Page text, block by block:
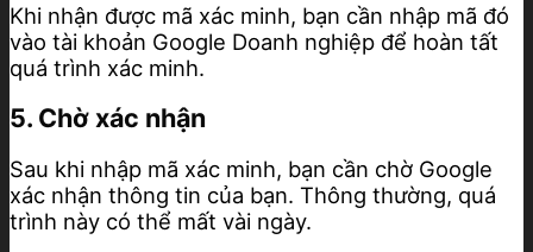
Khi nhận được mã xác minh, bạn cần nhập mã đó
vào tài khoản Google Doanh nghiệp để hoàn tất
quá trình xác minh.
5. Chờ xác nhận
Sau khi nhập mã xác minh, bạn cần chờ Google
xác nhận thông tin của bạn. Thông thường, quá
trình này có thể mất vài ngày.